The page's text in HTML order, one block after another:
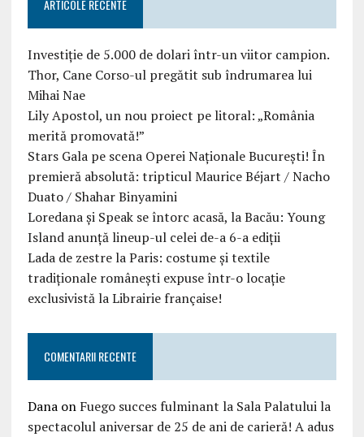
ARTICOLE RECENTE
Investiție de 5.000 de dolari într-un viitor campion.
Thor, Cane Corso-ul pregătit sub îndrumarea lui
Mihai Nae
Lily Apostol, un nou proiect pe litoral: „România
merită promovată!”
Stars Gala pe scena Operei Naționale București! În
premieră absolută: tripticul Maurice Béjart / Nacho
Duato / Shahar Binyamini
Loredana și Speak se întorc acasă, la Bacău: Young
Island anunță lineup-ul celei de-a 6-a ediții
Lada de zestre la Paris: costume și textile
tradiționale românești expuse într-o locație
exclusivistă la Librairie française!
COMENTARII RECENTE
Danaon Fuego succes fulminant la Sala Palatului la
spectacolul aniversar de 25 de ani de carieră! A adus